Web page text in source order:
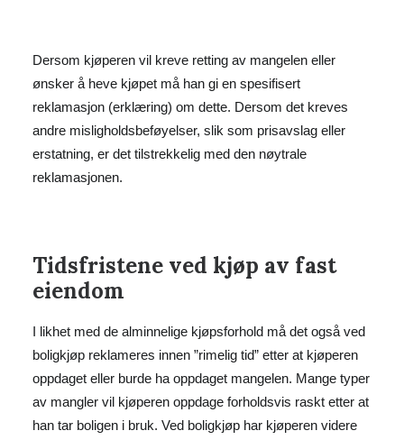
Dersom kjøperen vil kreve retting av mangelen eller
ønsker å heve kjøpet må han gi en spesifisert
reklamasjon (erklæring) om dette. Dersom det kreves
andre misligholdsbeføyelser, slik som prisavslag eller
erstatning, er det tilstrekkelig med den nøytrale
reklamasjonen.
Tidsfristene ved kjøp av fast
eiendom
I likhet med de alminnelige kjøpsforhold må det også ved
boligkjøp reklameres innen ”rimelig tid” etter at kjøperen
oppdaget eller burde ha oppdaget mangelen. Mange typer
av mangler vil kjøperen oppdage forholdsvis raskt etter at
han tar boligen i bruk. Ved boligkjøp har kjøperen videre